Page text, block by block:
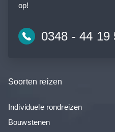
op!
0348 - 44 19
Soorten reizen
Individuele rondreizen
Bouwstenen